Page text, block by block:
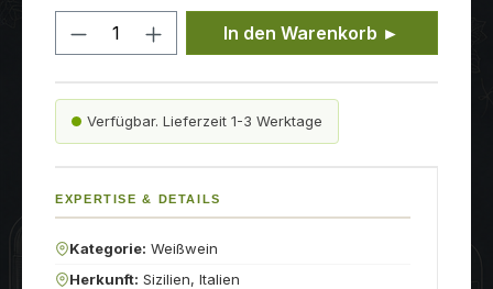
Produkt Anzahl: Gib den
In den Warenkorb ►
Verfügbar. Lieferzeit 1-3 Werktage
EXPERTISE & DETAILS
Kategorie: Weißwein
Herkunft: Sizilien, Italien